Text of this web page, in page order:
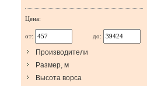
Цена:
от: до:
Производители
Размер, м
Высота ворса